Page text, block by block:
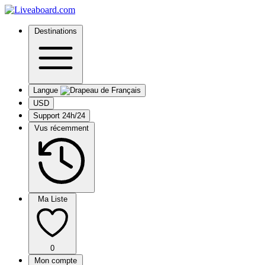
Destinations
Langue
USD
Support 24h/24
Vus récemment
Ma Liste
0
Mon compte